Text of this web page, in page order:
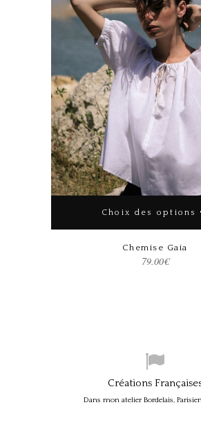
Choix des options
Chemise Gaia
79.00€
Créations
Dans mon atelier Bordelais,